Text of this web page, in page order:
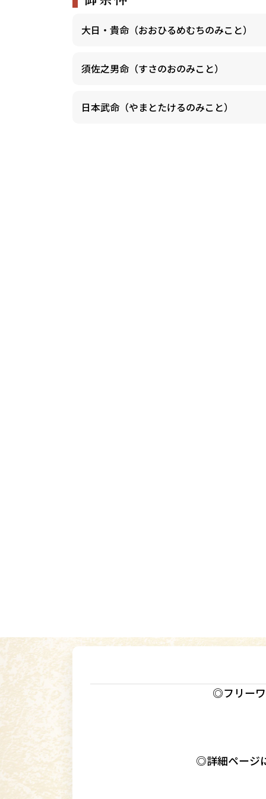
大日・貴命（おおひるめむちのみこと）
須佐之男命（すさのおのみこと）
日本武命（やまとたけるのみこと）
◎フリーワ
◎詳細ページ